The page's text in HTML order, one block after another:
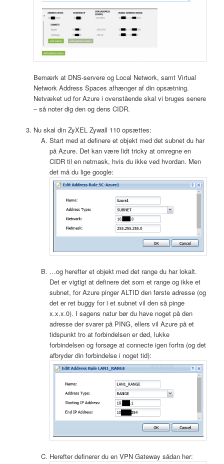
Bemærk at DNS-servere og Local Network, samt Virtual
Network Address Spaces afhænger af din opsætning.
Netvæket ud for Azure i ovenstående skal vi bruges senere
– så noter dig den og dens CIDR.
Nu skal din ZyXEL Zywall 110 opsættes:
Start med at definere et objekt med det subnet du har
på Azure. Det kan være lidt tricky at omregne en
CIDR til en netmask, hvis du ikke ved hvordan. Men
det må du lige google:
…og herefter et objekt med det range du har lokalt.
Det er vigtigt at definere det som et range og ikke et
subnet, for Azure pinger ALTID den første adresse (og
det er ret buggy for i et subnet vil den så pinge
x.x.x.0). I sagens natur bør du have noget på den
adresse der svarer på PING, ellers vil Azure på et
tidspunkt tro at forbindelsen er død, lukke
forbindelsen og forsøge at connecte igen forfra (og det
afbryder din forbindelse i noget tid):
Herefter definerer du en VPN Gateway sådan her: